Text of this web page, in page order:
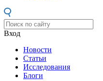
Вход
Новости
Статьи
Исследования
Блоги